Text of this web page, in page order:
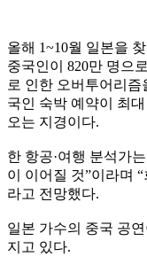
올해 1~10월 일본을
중국인이 820만 명으
로 인한 오버투어리
국인 숙박 예약이 최
오는 지경이다.
한 항공·여행 분석가
이 이어질 것”이라며
라고 전망했다.
일본 가수의 중국 공
지고 있다.